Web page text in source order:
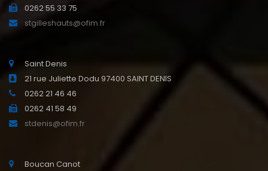
0262 55 33 75
stgilleshauts@ofim.fr
Saint Denis
21 rue Juliette Dodu 97400 SAINT DENIS
0262 21 46 46
0262 41 58 49
stdenis@ofim.fr
Boucan Canot